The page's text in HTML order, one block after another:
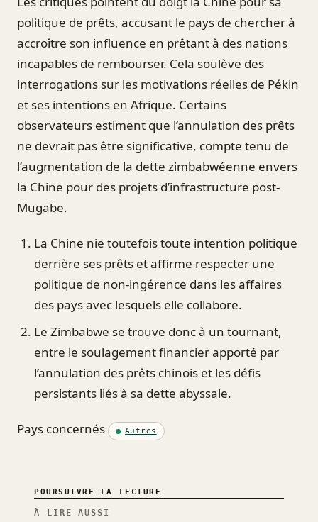
politique de prêts, accusant le pays de chercher à
accroître son influence en prêtant à des nations
incapables de rembourser. Cela soulève des
interrogations sur les motivations réelles de Pékin
et ses intentions en Afrique. Certains
observateurs estiment que l’annulation des prêts
ne devrait pas être significative, compte tenu de
l’augmentation de la dette zimbabwéenne envers
la Chine pour des projets d’infrastructure post-
Mugabe.
La Chine nie toutefois toute intention politique
derrière ses prêts et affirme respecter une
politique de non-ingérence dans les affaires
des pays avec lesquels elle collabore.
Le Zimbabwe se trouve donc à un tournant,
entre le soulagement financier apporté par
l’annulation des prêts chinois et les défis
persistants liés à sa dette abyssale.
Pays concernés Autres
POURSUIVRE LA LECTURE
À LIRE AUSSI